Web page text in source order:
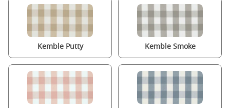
Kemble Putty Kemble Smoke